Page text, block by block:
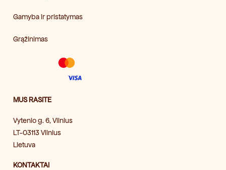
Gamyba ir pristatymas
Grąžinimas
MUS RASITE
Vytenio g. 6, Vilnius
LT-03113 Vilnius
Lietuva
KONTAKTAI